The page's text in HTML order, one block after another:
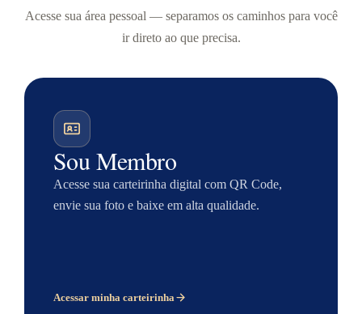
Acesse sua área pessoal — separamos os caminhos para você
ir direto ao que precisa.
Sou Membro
Acesse sua carteirinha digital com QR Code,
envie sua foto e baixe em alta qualidade.
Acessar minha carteirinha